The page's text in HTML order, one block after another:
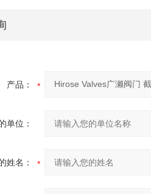
产品：
单位：
姓名：